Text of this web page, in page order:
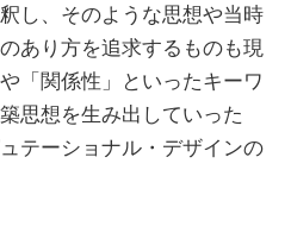
し、そのような思想や当時
あり方を追求するものも現
「関係性」といったキーワ
思想を生み出していった
テーショナル・デザインの